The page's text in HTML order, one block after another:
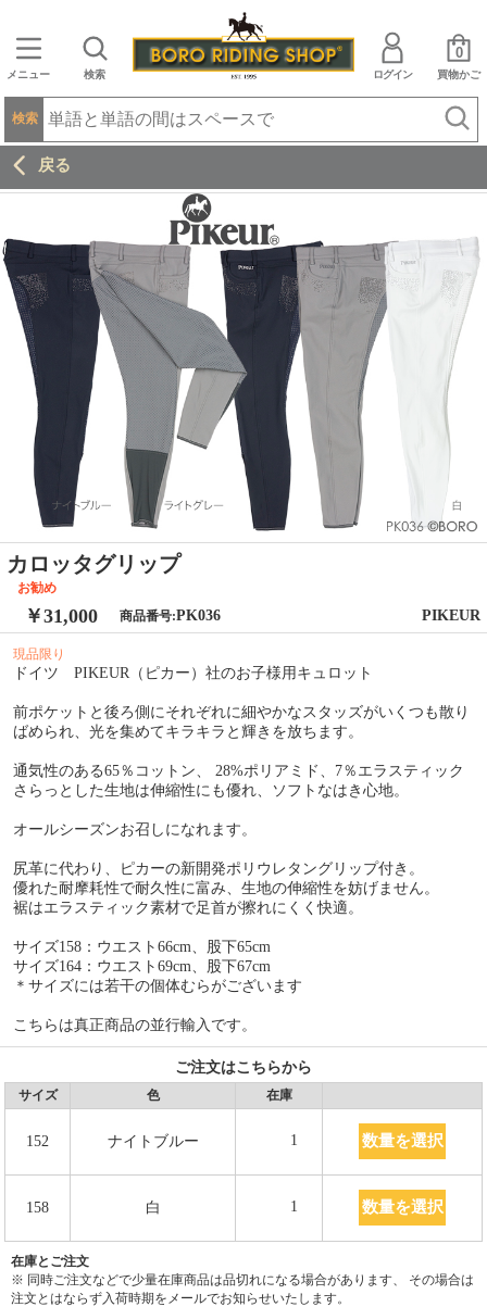
メニュー 検索 ログイン 買物かご
0
検索
戻る
カロッタグリップ
お勧め
￥31,000 商品番号:PK036 PIKEUR
現品限り
ドイツ PIKEUR（ピカー）社のお子様用キュロット
前ポケットと後ろ側にそれぞれに細やかなスタッズがいくつも散り
ばめられ、光を集めてキラキラと輝きを放ちます。
通気性のある65％コットン、 28%ポリアミド、7％エラスティック
さらっとした生地は伸縮性にも優れ、ソフトなはき心地。
オールシーズンお召しになれます。
尻革に代わり、ピカーの新開発ポリウレタングリップ付き。
優れた耐摩耗性で耐久性に富み、生地の伸縮性を妨げません。
裾はエラスティック素材で足首が擦れにくく快適。
サイズ158：ウエスト66cm、股下65cm
サイズ164：ウエスト69cm、股下67cm
＊サイズには若干の個体むらがございます
こちらは真正商品の並行輸入です。
ご注文はこちらから
サイズ 色 在庫
152 ナイトブルー 1 数量を選択
158 白 1 数量を選択
在庫とご注文
※ 同時ご注文などで少量在庫商品は品切れになる場合があります、 その場合は
注文とはならず入荷時期をメールでお知らせいたします。